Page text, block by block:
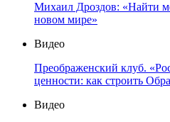
Михаил Дроздов: «Найти
новом мире»
Видео
Преображенский клуб.
ценности: как строить
Видео